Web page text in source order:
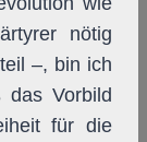
nötig
–, bin ich
das Vorbild
für die